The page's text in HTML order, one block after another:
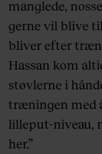
manglede,
gerne vil blive
bliver efter
Hassan kom
støvlerne i
træningen med
lilleput-niveau,
her.”